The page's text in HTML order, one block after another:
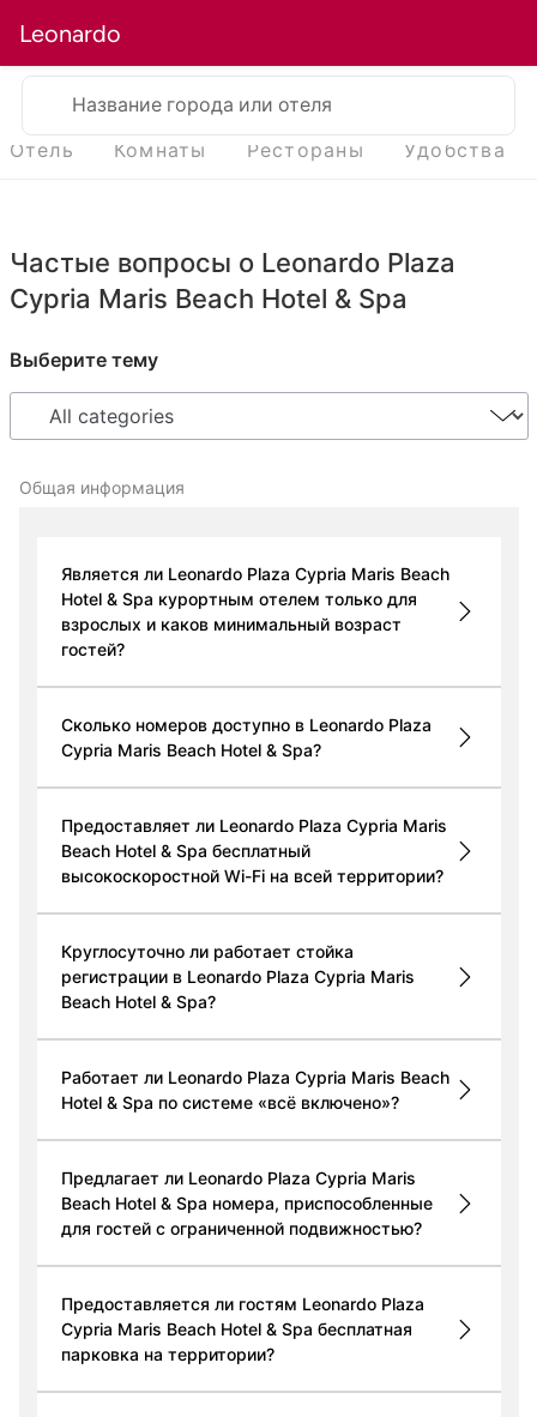
Leonardo
Название города или отеля
Отель Комнаты Рестораны Удобства
Частые вопросы о Leonardo Plaza
Cypria Maris Beach Hotel & Spa
Выберите тему
Общая информация
Является ли Leonardo Plaza Cypria Maris Beach
Hotel & Spa курортным отелем только для
взрослых и каков минимальный возраст
гостей?
Сколько номеров доступно в Leonardo Plaza
Cypria Maris Beach Hotel & Spa?
Предоставляет ли Leonardo Plaza Cypria Maris
Beach Hotel & Spa бесплатный
высокоскоростной Wi-Fi на всей территории?
Круглосуточно ли работает стойка
регистрации в Leonardo Plaza Cypria Maris
Beach Hotel & Spa?
Работает ли Leonardo Plaza Cypria Maris Beach
Hotel & Spa по системе «всё включено»?
Предлагает ли Leonardo Plaza Cypria Maris
Beach Hotel & Spa номера, приспособленные
для гостей с ограниченной подвижностью?
Предоставляется ли гостям Leonardo Plaza
Cypria Maris Beach Hotel & Spa бесплатная
парковка на территории?